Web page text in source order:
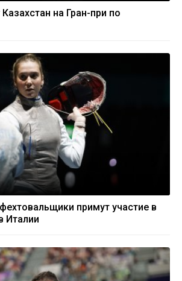
на Гран-при по
примут участие в
Италии